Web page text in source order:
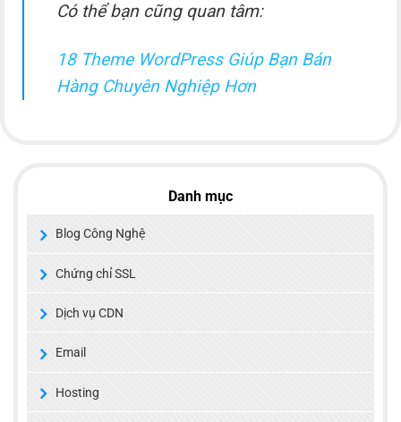
Có thể bạn cũng quan tâm:
18 Theme WordPress Giúp Bạn Bán
Hàng Chuyên Nghiệp Hơn
Danh mục
Blog Công Nghệ
Chứng chỉ SSL
Dịch vụ CDN
Email
Hosting